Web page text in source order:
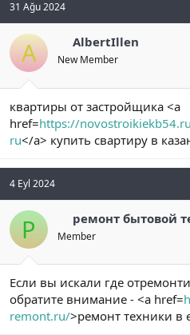
31 Ağu 2024
A AlbertIllen
New Member
квартиры от застройщика <a
href=https://
ru</a> купить свартиру в
4 Eyl 2024
Р ремонт бытовой
Member
Если вы искали где
обратите внимание - <a href=
remont.ru/>ремонт техники в